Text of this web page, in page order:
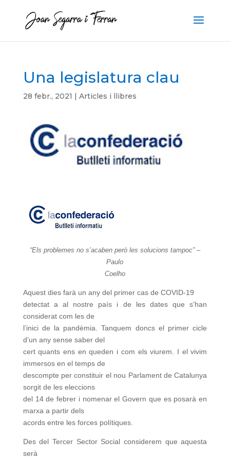
Una legislatura clau
28 febr., 2021 | Articles i llibres
“Els problemes no s’acaben però les solucions tampoc” –
Paulo
Coelho
Aquest dies farà un any del primer cas de COVID-19
detectat a al nostre país i de les dates que s’han
considerat com les de
l’inici de la pandèmia. Tanquem doncs el primer cicle
d’un any sense saber del
cert quants ens en queden i com els viurem. I el vivim
immersos en el temps de
descompte per constituir el nou Parlament de Catalunya
sorgit de les eleccions
del 14 de febrer i nomenar el Govern que es posarà en
marxa a partir dels
acords entre les forces polítiques.
Des del Tercer Sector Social considerem que aquesta
serà